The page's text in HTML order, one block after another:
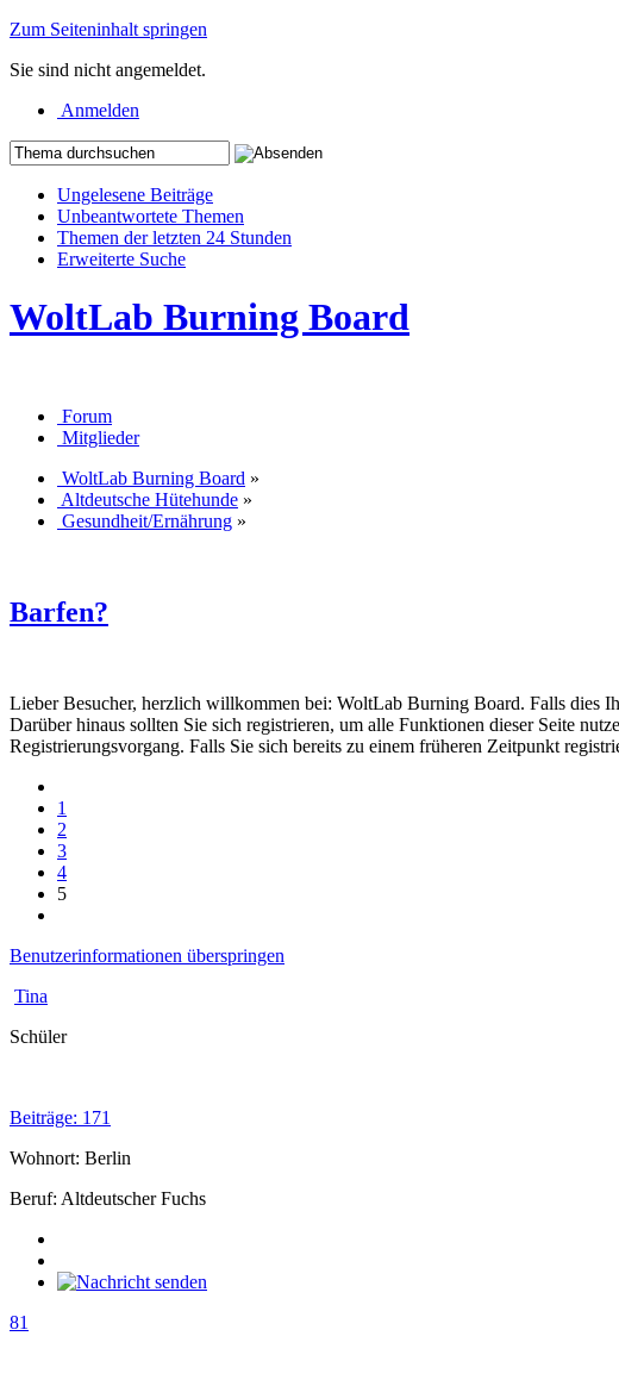
Zum Seiteninhalt springen
Sie sind nicht angemeldet.
Anmelden
Ungelesene Beiträge
Unbeantwortete Themen
Themen der letzten 24 Stunden
Erweiterte Suche
WoltLab Burning Board
Forum
Mitglieder
WoltLab Burning Board »
Altdeutsche Hütehunde »
Gesundheit/Ernährung »
Barfen?
Lieber Besucher, herzlich willkommen bei: WoltLab Burning Board. Falls dies
Darüber hinaus sollten Sie sich registrieren, um alle Funktionen dieser Seite
Registrierungsvorgang. Falls Sie sich bereits zu einem früheren Zeitpunkt
1
2
3
4
5
Benutzerinformationen überspringen
Tina
Schüler
Beiträge: 171
Wohnort: Berlin
Beruf: Altdeutscher Fuchs
81